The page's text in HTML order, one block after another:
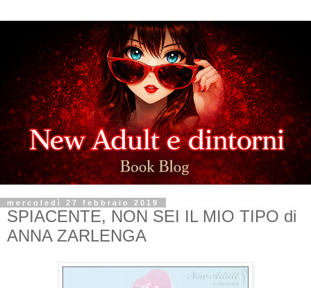
mercoledì 27 febbraio 2019
SPIACENTE, NON SEI IL MIO TIPO di
ANNA ZARLENGA